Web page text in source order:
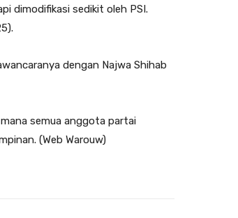
dimodifikasi sedikit oleh PSI.
dengan Najwa Shihab
semua anggota partai
(Web Warouw)